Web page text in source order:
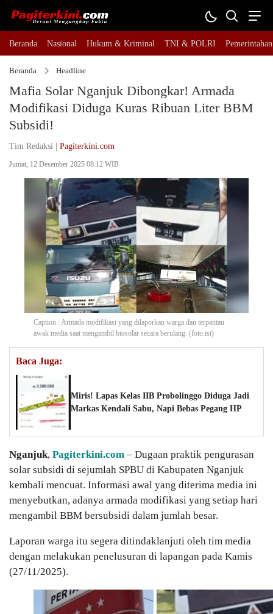
Beranda Nasional Hukum & Kriminal TNI & POLRI Pemerintahan
Beranda Headline
Mafia Solar Nganjuk Dibongkar! Armada
Modifikasi Diduga Kuras Ribuan Liter BBM
Subsidi!
Tim Redaksi | Pagiterkini.com
Jumat, 12 Desember 2025 08:12 WIB
Caption : Armada modifikasi yang dilaporkan warga dan terpantau
awak media saat mengambil biosolar secara berulang. (foto.ist)
Baca Juga:
Miris! Lapas Kelas IIB Probolinggo Diduga Jadi
Markas Kendali Sabu, Napi Bebas Pegang HP
Nganjuk, Pagiterkini.com – Dugaan praktik pengurasan
solar subsidi di sejumlah SPBU di Kabupaten Nganjuk
kembali mencuat. Informasi awal yang diterima media ini
menyebutkan, adanya armada modifikasi yang setiap hari
mengambil BBM bersubsidi dalam jumlah besar.
Laporan warga itu segera ditindaklanjuti oleh tim media
dengan melakukan penelusuran di lapangan pada Kamis
(27/11/2025).